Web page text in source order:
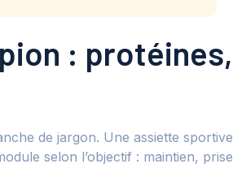
: protéines,
de jargon. Une assiette sportive
selon l’objectif : maintien, prise